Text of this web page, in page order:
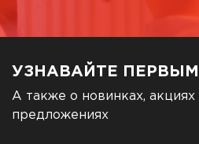
УЗНАВАЙТЕ
А также о новинках,
предложениях